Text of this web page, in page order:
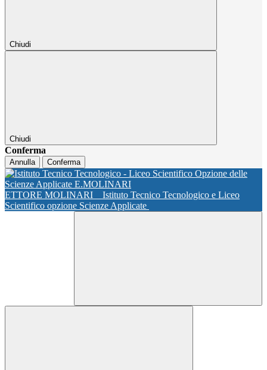
Chiudi
Chiudi
Conferma
Annulla Conferma
ETTORE MOLINARI
Istituto Tecnico Tecnologico e Liceo
Scientifico opzione Scienze Applicate